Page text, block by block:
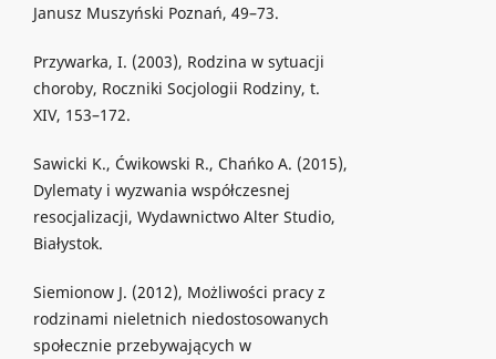
Janusz Muszyński Poznań, 49–73.
Przywarka, I. (2003), Rodzina w sytuacji
choroby, Roczniki Socjologii Rodziny, t.
XIV, 153–172.
Sawicki K., Ćwikowski R., Chańko A. (2015),
Dylematy i wyzwania współczesnej
resocjalizacji, Wydawnictwo Alter Studio,
Białystok.
Siemionow J. (2012), Możliwości pracy z
rodzinami nieletnich niedostosowanych
społecznie przebywających w